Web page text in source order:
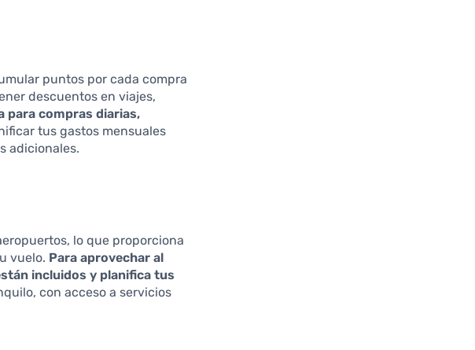
puntos por cada compra
descuentos en viajes,
para compras diarias,
tus gastos mensuales
adicionales.
lo que proporciona
vuelo. Para aprovechar al
incluidos y planifica tus
con acceso a servicios